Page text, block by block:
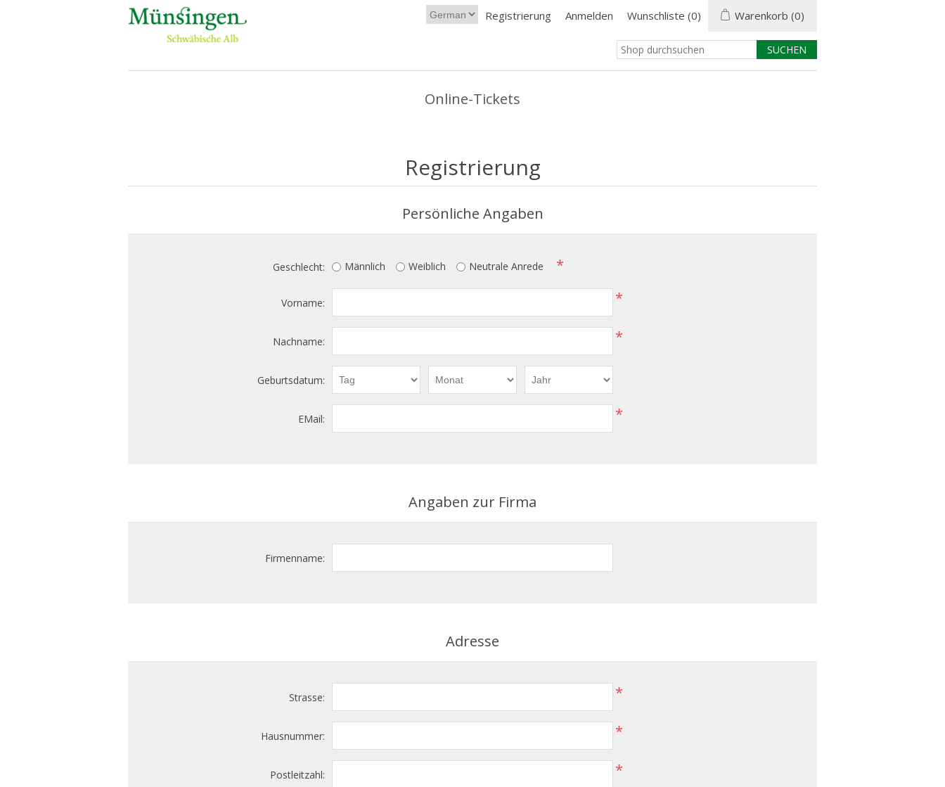
Registrierung Anmelden Wunschliste (0) Warenkorb (0)
Online-Tickets
Registrierung
Persönliche Angaben
Geschlecht: Männlich Weiblich Neutrale Anrede *
Vorname: *
Nachname: *
Geburtsdatum:
EMail: *
Angaben zur Firma
Firmenname:
Adresse
Strasse: *
Hausnummer: *
Postleitzahl: *